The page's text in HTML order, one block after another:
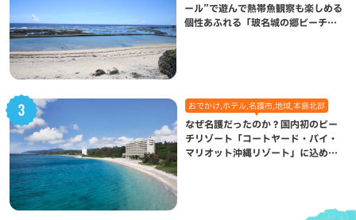
ール”で遊んで熱帯魚観察も楽しめる
個性あふれる「玻名城の郷ビーチ」
おでかけ,ホテル,名護市,地域,本島北部
なぜ名護だったのか？国内初のビー
チリゾート「コートヤード・バイ・
マリオット沖縄リゾート」に込めら